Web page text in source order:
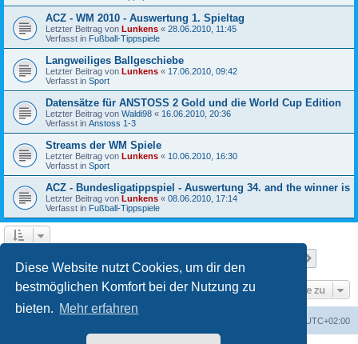
Diese Website nutzt Cookies, um dir den
bestmöglichen Komfort bei der Nutzung zu
bieten. Mehr erfahren
ACZ - WM 2010 - Auswertung 1. Spieltag
Letzter Beitrag von Lunkens « 28.06.2010, 11:45
Verfasst in Fußball-Tippspiele
Langweiliges Ballgeschiebe
Letzter Beitrag von Lunkens « 17.06.2010, 09:42
Verfasst in Sport
Datensätze für ANSTOSS 2 Gold und die World Cup Edition
Letzter Beitrag von Waldi98 « 16.06.2010, 20:36
Verfasst in Anstoss 1-3
Streams der WM Spiele
Letzter Beitrag von Lunkens « 10.06.2010, 16:30
Verfasst in Sport
ACZ - Bundesligatippspiel - Auswertung 34. and the winner is
Letzter Beitrag von Lunkens « 08.06.2010, 17:14
Verfasst in Fußball-Tippspiele
Gehe zu
UTC+02:00